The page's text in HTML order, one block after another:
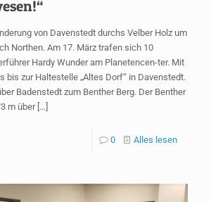
von Davenstedt durchs Velber Holz um
Northen. Am 17. März trafen sich 10
Hardy Wunder am Planetencen-ter. Mit
bis zur Haltestelle „Altes Dorf“ in Davenstedt.
Badenstedt zum Benther Berg. Der Benther
m über[…]
0 Alles lesen